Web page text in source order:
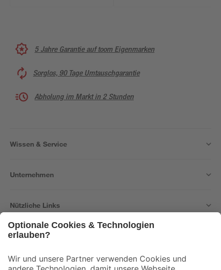
5 Jahre Garantie auf toom Eigenmarken
Sorglos, 90 Tage Umtauschgarantie
Abholung im Markt in 2 Stunden
Wissen & Service
Unternehmen
Nützliche Links
Der toom Newsletter: Keine Angebote und Aktionen mehr verpassen!